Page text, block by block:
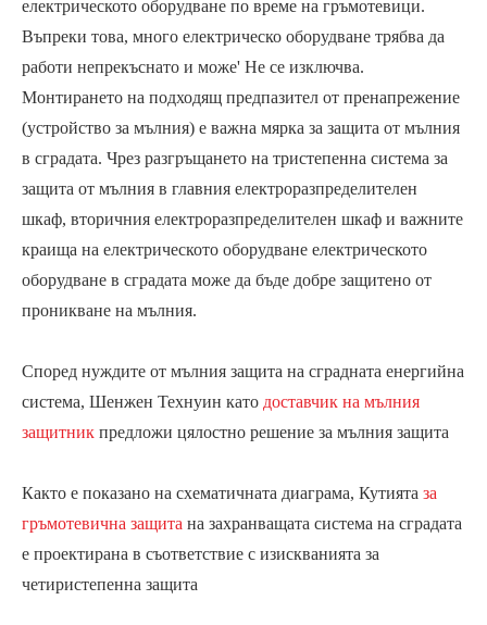
електрическото оборудване по време на гръмотевици.
Въпреки това, много електрическо оборудване трябва да
работи непрекъснато и може' Не се изключва.
Монтирането на подходящ предпазител от пренапрежение
(устройство за мълния) е важна мярка за защита от мълния
в сградата. Чрез разгръщането на тристепенна система за
защита от мълния в главния електроразпределителен
шкаф, вторичния електроразпределителен шкаф и важните
краища на електрическото оборудване електрическото
оборудване в сградата може да бъде добре защитено от
проникване на мълния.
Според нуждите от мълния защита на сградната енергийна
система, Шенжен Технуин като доставчик на мълния
защитник предложи цялостно решение за мълния защита
Както е показано на схематичната диаграма, Кутията за
гръмотевична защита на захранващата система на сградата
е проектирана в съответствие с изискванията за
четиристепенна защита